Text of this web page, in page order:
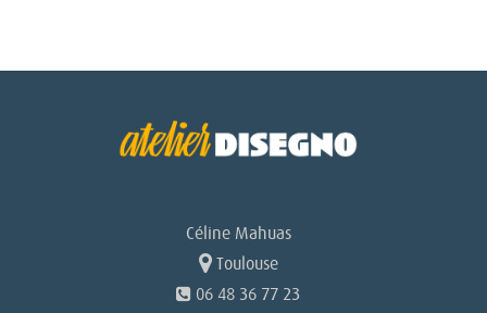
Céline Mahuas
Toulouse
06 48 36 77 23